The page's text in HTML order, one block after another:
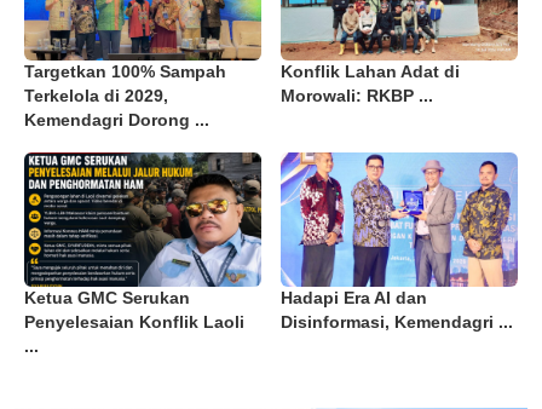
Targetkan 100% Sampah
Terkelola di 2029,
Kemendagri Dorong ...
Konflik Lahan Adat di
Morowali: RKBP ...
Ketua GMC Serukan
Penyelesaian Konflik Laoli
...
Hadapi Era AI dan
Disinformasi, Kemendagri ...